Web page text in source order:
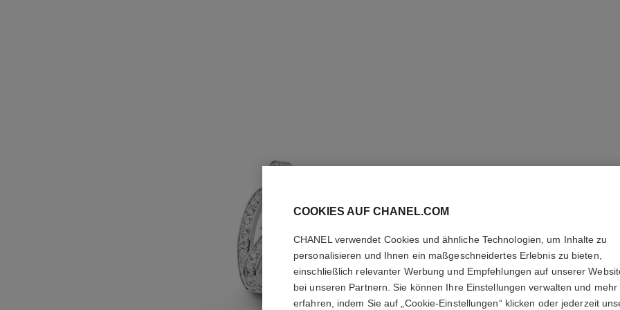
RUBAN
18 Karat
Weitere Details
COOKIES AUF CHANEL.COM
CHANEL verwendet Cookies und ähnliche Technologien, um Inhalte zu
personalisieren und Ihnen ein maßgeschneidertes Erlebnis zu bieten,
einschließlich relevanter Werbung und Empfehlungen auf unserer
bei unseren Partnern. Sie können Ihre Einstellungen verwalten und mehr
erfahren, indem Sie auf „Cookie-Einstellungen“ klicken oder jederzeit